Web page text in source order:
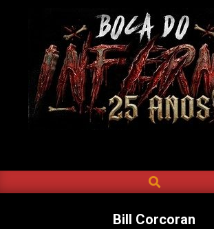
DO
INFERNO
Navigation
SEARCH
Bill Corcoran